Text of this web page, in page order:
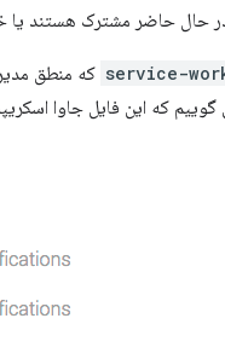
حال حاضر مشترک هستند یا
service- که منطق
گوییم که این فایل جاوا